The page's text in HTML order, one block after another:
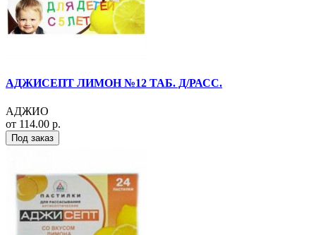
АДЖИСЕПТ ЛИМОН №12 ТАБ. Д/РАСС.
АДЖИО
от 114.00 р.
Под заказ